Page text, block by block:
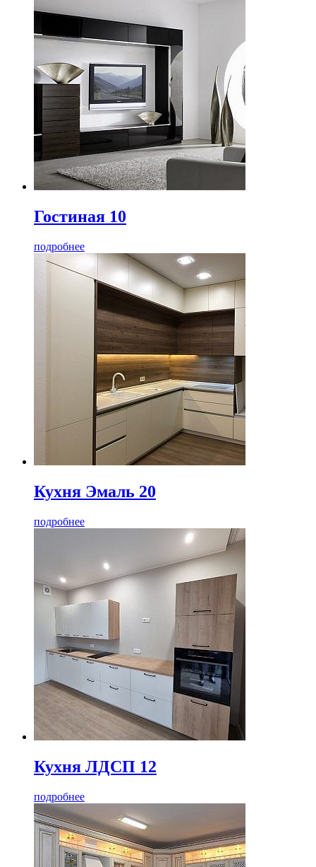
Гостиная 10
подробнее
Кухня Эмаль 20
подробнее
Кухня ЛДСП 12
подробнее